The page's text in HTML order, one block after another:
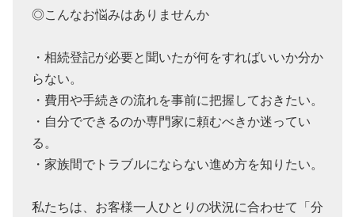
◎こんなお悩みはありませんか
・相続登記が必要と聞いたが何をすればいいか分か
らない。
・費用や手続きの流れを事前に把握しておきたい。
・自分でできるのか専門家に頼むべきか迷ってい
る。
・家族間でトラブルにならない進め方を知りたい。
私たちは、お客様一人ひとりの状況に合わせて「分